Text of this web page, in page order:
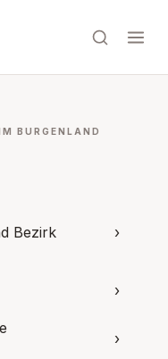
BURGENLAND
Bezirk
›
›
›